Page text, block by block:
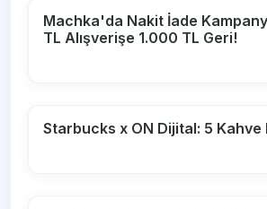
Machka'da Nakit İade
TL Alışverişe 1.000 TL Geri!
Starbucks x ON Dijital: 5 Kahve